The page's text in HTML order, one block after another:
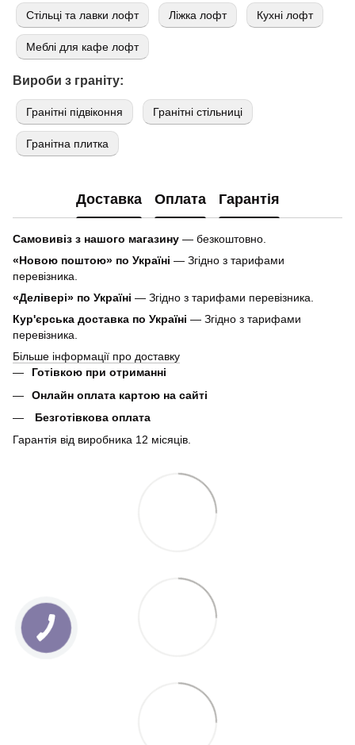
Стільці та лавки лофт Ліжка лофт Кухні лофт
Меблі для кафе лофт
Вироби з граніту:
Гранітні підвіконня Гранітні стільниці
Гранітна плитка
Доставка Оплата Гарантія
Самовивіз з нашого магазину — безкоштовно.
«Новою поштою» по Україні — Згідно з тарифами
перевізника.
«Делівері» по Україні — Згідно з тарифами перевізника.
Кур'єрська доставка по Україні — Згідно з тарифами
перевізника.
Більше інформації про доставку
Готівкою при отриманні
Онлайн оплата картою на сайті
Безготівкова оплата
Гарантія від виробника 12 місяців.